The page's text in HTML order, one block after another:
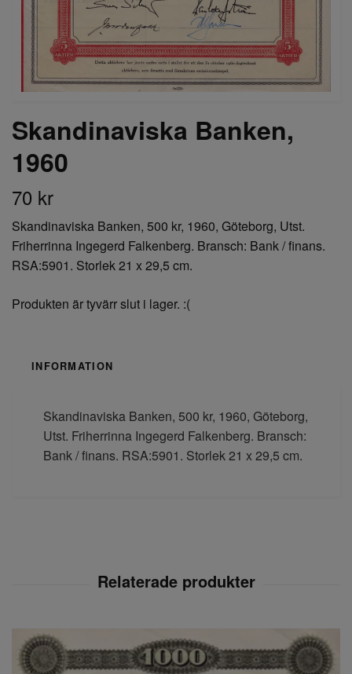
Skandinaviska Banken,
1960
70 kr
Skandinaviska Banken, 500 kr, 1960, Göteborg, Utst.
Friherrinna Ingegerd Falkenberg. Bransch: Bank / finans.
RSA:5901. Storlek 21 x 29,5 cm.
Produkten är tyvärr slut i lager. :(
INFORMATION
Skandinaviska Banken, 500 kr, 1960, Göteborg,
Utst. Friherrinna Ingegerd Falkenberg. Bransch:
Bank / finans. RSA:5901. Storlek 21 x 29,5 cm.